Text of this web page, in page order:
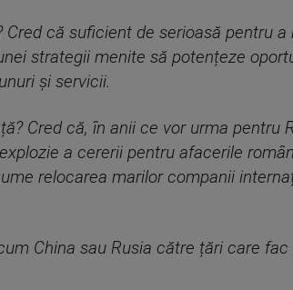
Cred că suficient de serioasă pentru
strategii menite să potențeze
și servicii.
Cred că, în anii ce vor urma
a cererii pentru afacerile
relocarea marilor companii
China sau Rusia către țări care